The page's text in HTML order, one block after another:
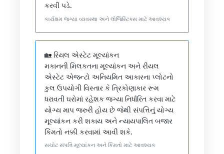
કરવી પડે.
કાર્યક્ષમ જગ્યા વ્યવસ્થા અને લોજિસ્ટિક્સ માટે આવશ્યક
🏡 રિયલ એસ્ટેટ મૂલ્યાંકન
મકાનની મિલકતના મૂલ્યાંકન અને રીયલ
એસ્ટેટ એજન્ટો અનિયમિત આકારના પ્લોટનો
કુલ ઉપયોગી વિસ્તાર કે ત્રિકોણાકાર રૂમ
ધરાવતી ઘરોમાં રહેશક જગ્યા નિર્ધારિત કરવા માટે
યોગ્ય માપ જરુરી હોય છે જેથી સંપત્તિનું યોગ્ય
મૂલ્યાંકન કરી શકાય અને ન્યાયપાલિત બજાર
કિંમતો નક્કી કરવામાં આવી શકે.
સચોટ સંપત્તિ મૂલ્યાંકન અને કિંમતો માટે આવશ્યક